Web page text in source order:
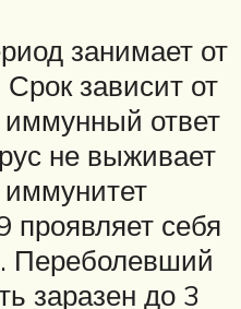
занимает от
зависит от
ответ
не выживает
себя
Переболевший
заразен до 3